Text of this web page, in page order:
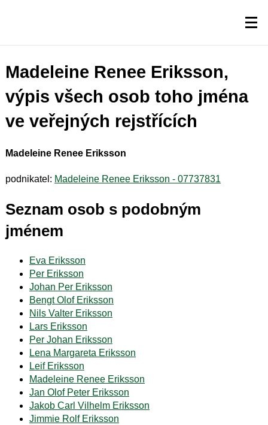
Madeleine Renee Eriksson,
výpis všech osob toho jména
ve veřejných rejstřících
Madeleine Renee Eriksson
podnikatel: Madeleine Renee Eriksson - 07737831
Seznam osob s podobným
jménem
Eva Eriksson
Per Eriksson
Johan Per Eriksson
Bengt Olof Eriksson
Nils Valter Eriksson
Lars Eriksson
Per Johan Eriksson
Lena Margareta Eriksson
Leif Eriksson
Madeleine Renee Eriksson
Jan Olof Peter Eriksson
Jakob Carl Vilhelm Eriksson
Jimmie Rolf Eriksson